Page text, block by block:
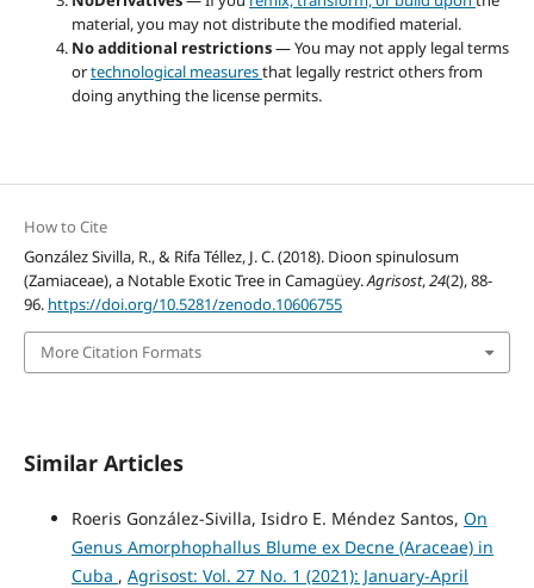
material, you may not distribute the modified material.
No additional restrictions— You may not apply legal terms
ortechnological measuresthat legally restrict others from
doing anything the license permits.
How to Cite
González Sivilla, R., & Rifa Téllez, J. C. (2018). Dioon spinulosum
(Zamiaceae), a Notable Exotic Tree in Camagüey.Agrisost,24(2), 88-
96. https://doi.org/10.5281/zenodo.10606755
More Citation Formats
Similar Articles
Roeris González-Sivilla, Isidro E. Méndez Santos, On
Genus Amorphophallus Blume ex Decne (Araceae) in
Cuba , Agrisost: Vol. 27 No. 1 (2021): January-April